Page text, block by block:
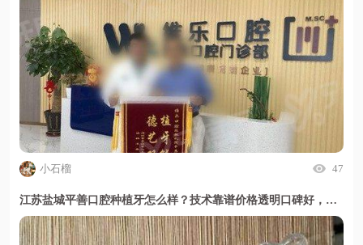
小石榴 47
江苏盐城平善口腔种植牙怎么样？技术靠谱价格透明口碑好，甜伊严选小程序一键预约